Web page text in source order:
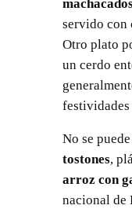
servido con
Otro plato
un cerdo
festividades
No se
tostones,
arroz con
nacional de